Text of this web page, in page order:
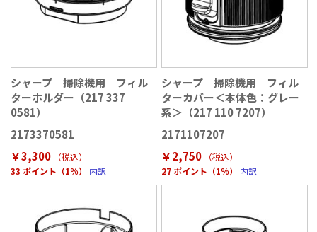
シャープ 掃除機用 フィル
ターホルダー（217 337
0581）
2173370581
￥3,300
（税込）
33 ポイント（1％）
内訳
シャープ 掃除機用 フィル
ターカバー＜本体色：グレー
系＞（217 110 7207）
2171107207
￥2,750
（税込）
27 ポイント（1％）
内訳